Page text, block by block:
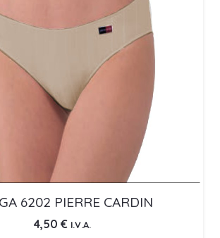
6202 PIERRE CARDIN
4,50 € I.V.A.